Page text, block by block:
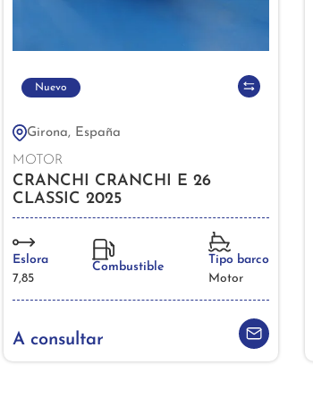
Nuevo
Girona, España
MOTOR
CRANCHI CRANCHI E 26
CLASSIC 2025
Eslora
7,85
Combustible
Tipo barco
Motor
A consultar